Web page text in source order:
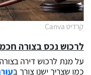
קרדיט Canva
לרכוש נכס בצורה
על מנת לרכוש דירה
כמו שצריך ישנו צורך ב